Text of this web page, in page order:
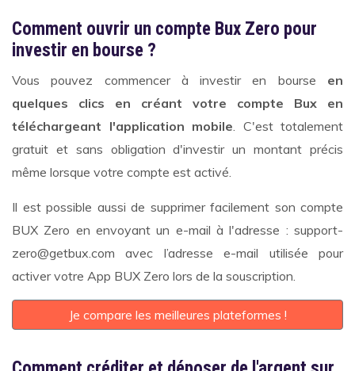
Comment ouvrir un compte Bux Zero pour
investir en bourse ?
Vous pouvez commencer à investir en bourse en
quelques clics en créant votre compte Bux en
téléchargeant l'application mobile. C'est totalement
gratuit et sans obligation d'investir un montant précis
même lorsque votre compte est activé.
Il est possible aussi de supprimer facilement son compte
BUX Zero en envoyant un e-mail à l'adresse : support-
zero@getbux.com avec l’adresse e-mail utilisée pour
activer votre App BUX Zero lors de la souscription.
Je compare les meilleures plateformes !